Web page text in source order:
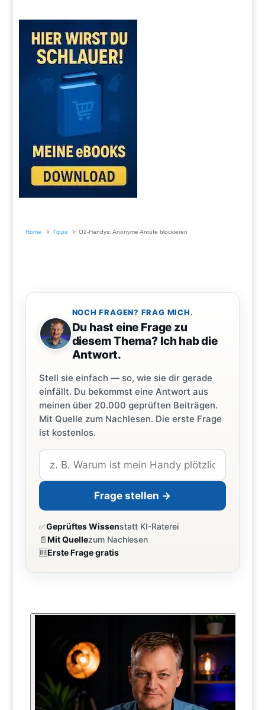
Home Tipps O2-Handys: Anonyme Anrufe blockieren
NOCH FRAGEN? FRAG MICH.
Du hast eine Frage zu
diesem Thema? Ich hab die
Antwort.
Stell sie einfach — so, wie sie dir gerade
einfällt. Du bekommst eine Antwort aus
meinen über 20.000 geprüften Beiträgen.
Mit Quelle zum Nachlesen. Die erste Frage
ist kostenlos.
Frage stellen →
✅Geprüftes Wissenstatt KI-Raterei
📄Mit Quellezum Nachlesen
🆓Erste Frage gratis